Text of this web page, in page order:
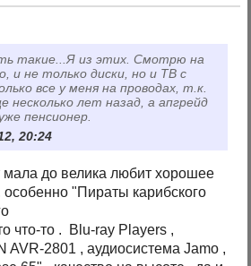
такие...Я из этих. Смотрю на
и не только диски, но и ТВ с
все у меня на проводах, т.к.
несколько лет назад, а апгрейд
пенсионер.
20:24
до велика любит хорошее
"Пираты карибского
что-то . Blu-ray Players ,
AVR-2801 , аудиосистема Jamo ,